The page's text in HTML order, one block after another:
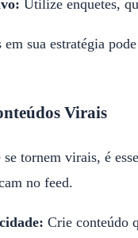
Utilize enquetes,
em sua estratégia
Virais
se tornem virais, é
no feed.
Crie conteúdo